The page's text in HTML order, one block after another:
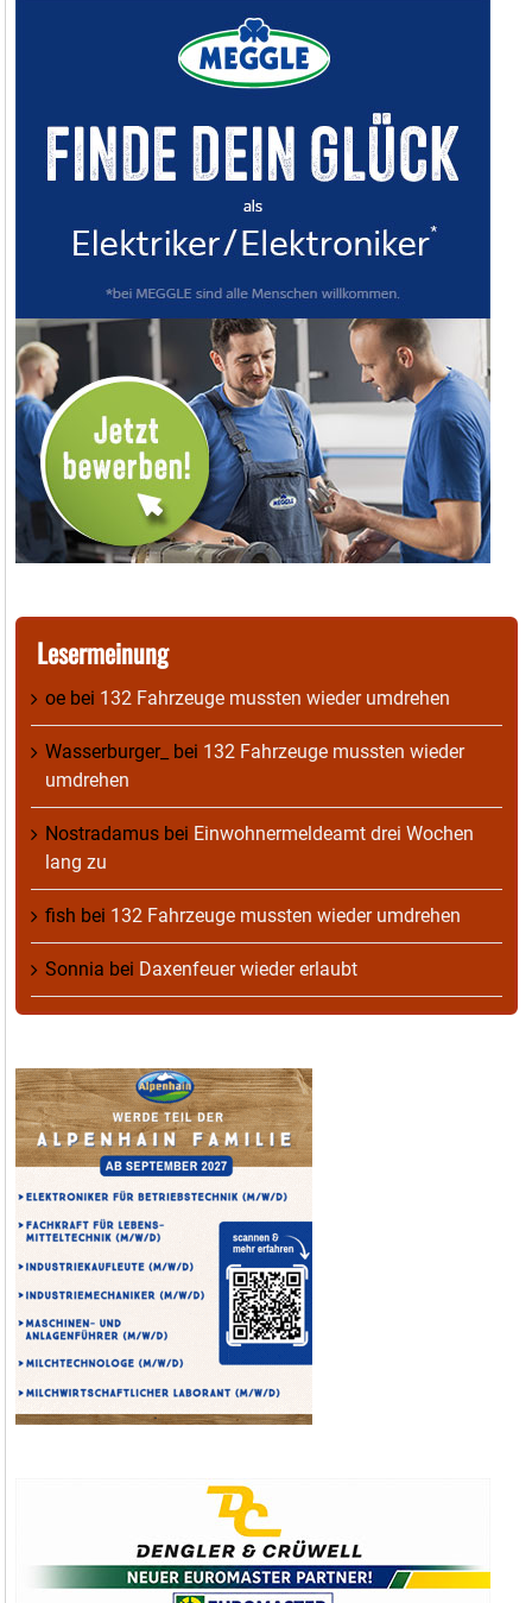
Lesermeinung
oe bei 132 Fahrzeuge mussten wieder umdrehen
Wasserburger_ bei 132 Fahrzeuge mussten wieder
umdrehen
Nostradamus bei Einwohnermeldeamt drei Wochen
lang zu
fish bei 132 Fahrzeuge mussten wieder umdrehen
Sonnia bei Daxenfeuer wieder erlaubt